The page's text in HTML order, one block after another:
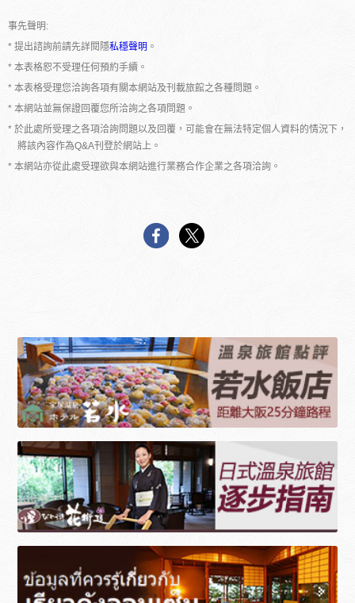
事先聲明:
* 提出諮詢前請先詳閱隱私穩聲明 。
* 本表格恕不受理任何預約手續。
* 本表格受理您洽詢各項有關本網站及刊載旅館之各種問題。
* 本網站並無保證回覆您所洽詢之各項問題。
* 於此處所受理之各項洽詢問題以及回覆，可能會在無法特定個人資料的情況下，
將該內容作為Q&A刊登於網站上。
* 本網站亦從此處受理欲與本網站進行業務合作企業之各項洽詢。